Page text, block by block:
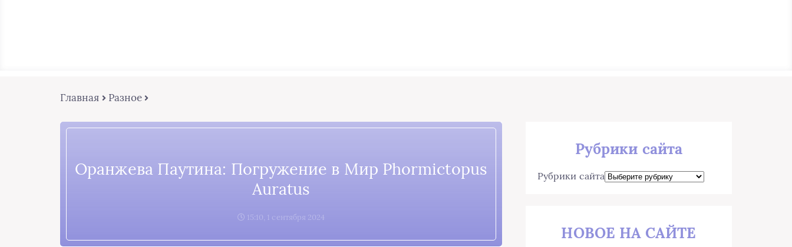
Главная Разное
Оранжева Паутина: Погружение в Мир Phormictopus
Auratus
15:10, 1 сентября 2024
Рубрики сайта
Рубрики сайта
НОВОЕ НА САЙТЕ